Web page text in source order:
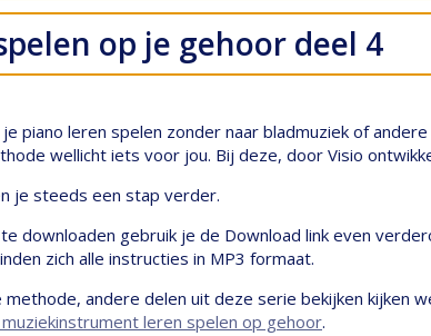
op je gehoor deel 4
piano leren spelen zonder naar bladmuziek of
wellicht iets voor jou. Bij deze, door Visio
je steeds een stap verder.
downloaden gebruik je de Download link even
zich alle instructies in MP3 formaat.
andere delen uit deze serie bekijken kijken
muziekinstrument leren spelen op gehoor.